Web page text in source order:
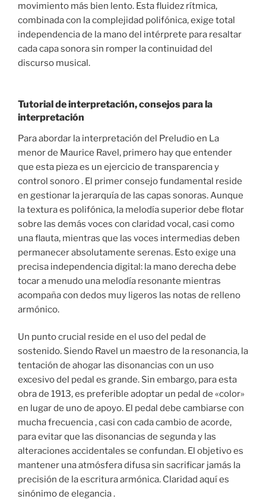
movimiento más bien lento. Esta fluidez rítmica,
combinada con la complejidad polifónica, exige total
independencia de la mano del intérprete para resaltar
cada capa sonora sin romper la continuidad del
discurso musical.
Tutorial de interpretación, consejos para la
interpretación
Para abordar la interpretación del Preludio en La
menor de Maurice Ravel, primero hay que entender
que esta pieza es un ejercicio de transparencia y
control sonoro . El primer consejo fundamental reside
en gestionar la jerarquía de las capas sonoras. Aunque
la textura es polifónica, la melodía superior debe flotar
sobre las demás voces con claridad vocal, casi como
una flauta, mientras que las voces intermedias deben
permanecer absolutamente serenas. Esto exige una
precisa independencia digital: la mano derecha debe
tocar a menudo una melodía resonante mientras
acompaña con dedos muy ligeros las notas de relleno
armónico.
Un punto crucial reside en el uso del pedal de
sostenido. Siendo Ravel un maestro de la resonancia, la
tentación de ahogar las disonancias con un uso
excesivo del pedal es grande. Sin embargo, para esta
obra de 1913, es preferible adoptar un pedal de «color»
en lugar de uno de apoyo. El pedal debe cambiarse con
mucha frecuencia , casi con cada cambio de acorde,
para evitar que las disonancias de segunda y las
alteraciones accidentales se confundan. El objetivo es
mantener una atmósfera difusa sin sacrificar jamás la
precisión de la escritura armónica. Claridad aquí es
sinónimo de elegancia .